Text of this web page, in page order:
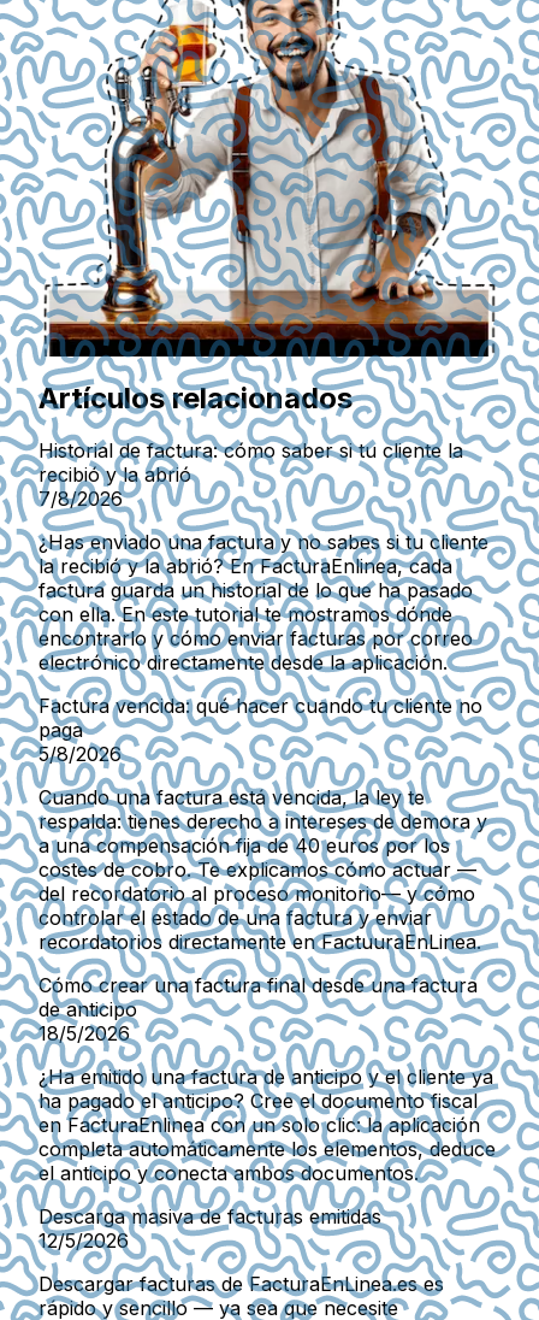
Artículos relacionados
Historial de factura: cómo saber si tu cliente la
recibió y la abrió
7/8/2026
¿Has enviado una factura y no sabes si tu cliente
la recibió y la abrió? En FacturaEnlinea, cada
factura guarda un historial de lo que ha pasado
con ella. En este tutorial te mostramos dónde
encontrarlo y cómo enviar facturas por correo
electrónico directamente desde la aplicación.
Factura vencida: qué hacer cuando tu cliente no
paga
5/8/2026
Cuando una factura está vencida, la ley te
respalda: tienes derecho a intereses de demora y
a una compensación fija de 40 euros por los
costes de cobro. Te explicamos cómo actuar —
del recordatorio al proceso monitorio— y cómo
controlar el estado de una factura y enviar
recordatorios directamente en FactuuraEnLinea.
Cómo crear una factura final desde una factura
de anticipo
18/5/2026
¿Ha emitido una factura de anticipo y el cliente ya
ha pagado el anticipo? Cree el documento fiscal
en FacturaEnlinea con un solo clic: la aplicación
completa automáticamente los elementos, deduce
el anticipo y conecta ambos documentos.
Descarga masiva de facturas emitidas
12/5/2026
Descargar facturas de FacturaEnLinea.es es
rápido y sencillo — ya sea que necesite